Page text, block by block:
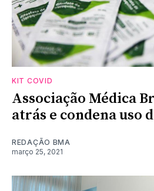
KIT COVID
Associação Médica
atrás e condena uso
REDAÇÃO BMA
março 25, 2021